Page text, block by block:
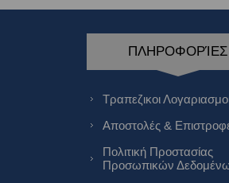
ΠΛΗΡΟΦΟΡΊΕΣ
Τραπεζικοι
Αποστολές &
Πολιτική Προστασίας
Προσωπικών